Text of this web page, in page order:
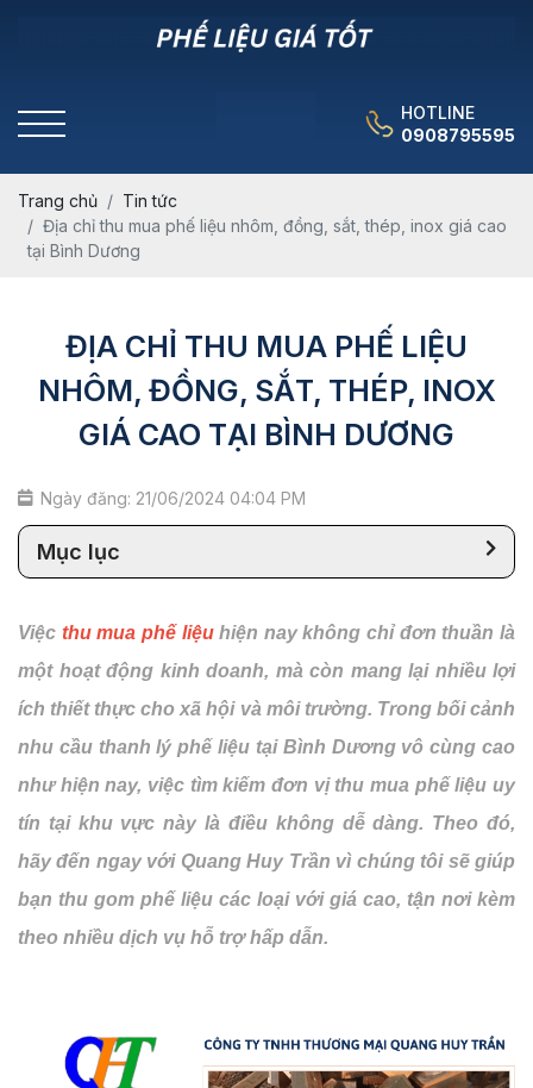
HOTLINE
0908795595
Trang chủ
Tin tức
Địa chỉ thu mua phế liệu nhôm, đồng, sắt, thép, inox giá cao
tại Bình Dương
ĐỊA CHỈ THU MUA PHẾ LIỆU
NHÔM, ĐỒNG, SẮT, THÉP, INOX
GIÁ CAO TẠI BÌNH DƯƠNG
Ngày đăng: 21/06/2024 04:04 PM
Mục lục
Việc thu mua phế liệuhiện nay không chỉ đơn thuần là
một hoạt động kinh doanh, mà còn mang lại nhiều lợi
ích thiết thực cho xã hội và môi trường. Trong bối cảnh
nhu cầu thanh lý phế liệu tại Bình Dương vô cùng cao
như hiện nay, việc tìm kiếm đơn vị thu mua phế liệu uy
tín tại khu vực này là điều không dễ dàng. Theo đó,
hãy đến ngay với Quang Huy Trần vì chúng tôi sẽ giúp
bạn thu gom phế liệu các loại với giá cao, tận nơi kèm
theo nhiều dịch vụ hỗ trợ hấp dẫn.